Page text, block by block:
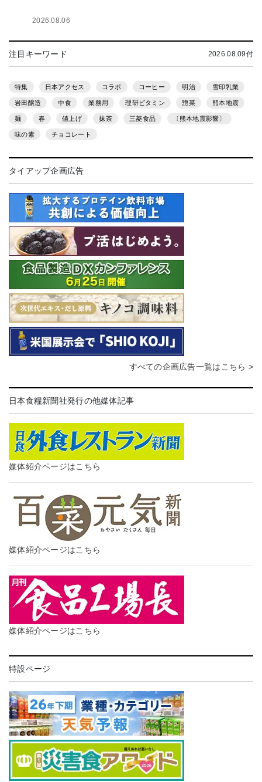
2026.08.06
注目キーワード 2026.08.09付
特集 日本アクセス コラボ コーヒー 明治 雪印乳業
岩田醸造 中食 業務用 理研ビタミン 惣菜 熊本地震
麺 春 値上げ 抹茶 三菱食品 〔熊本地震影響〕
味の素 チョコレート
タイアップ企画広告
すべての企画広告一覧はこちら >
日本食糧新聞社発行の他媒体記事
媒体紹介ページはこちら
媒体紹介ページはこちら
媒体紹介ページはこちら
特設ページ